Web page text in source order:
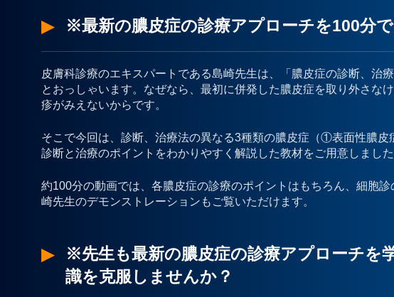
※最新の膿皮症の診療アプローチを100分
皮膚科診療のエキスパートである島崎先生は、「膿皮症の診断、治
とおっしゃいます。なぜなら、最初に併発した膿皮症を取り外さな
疹がみえないからです。
そこで今回は、診断、治療法の異なる3種類の膿皮症（①表面性膿
診断と治療のポイントをわかりやすく解説した教材をご用意しました
約100分の動画では、各膿皮症の診療のポイントはもちろん、細胞
崎先生のデモンストレーションもご覧いただけます。
※先生も最新の膿皮症の診療アプローチを
識を克服しませんか？